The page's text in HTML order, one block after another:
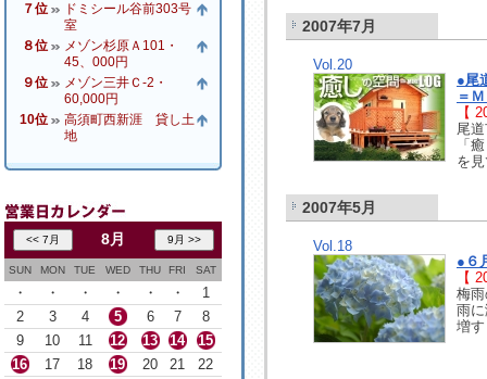
2007年7月
Vol.20
●尾
＝
【
尾
「
を
2007年5月
Vol.18
●６
【
梅
雨
増
７位
ドミシール谷前303号
室
８位
メゾン杉原Ａ101・
45、000円
９位
メゾン三井Ｃ-2・
60,000円
10位
高須町西新涯 貸し土
地
8月
SUN MON TUE WED THU FRI SAT
・ ・ ・ ・ ・ ・
1
2
3 4 5 6 7
8
9
10 11 12 13 14
15
16
17 18 19 20 21
22